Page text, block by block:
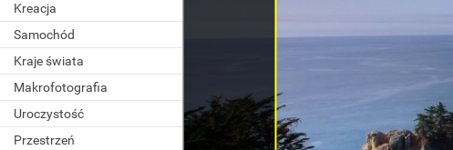
Kreacja
Samochód
Kraje świata
Makrofotografia
Uroczystość
Przestrzeń